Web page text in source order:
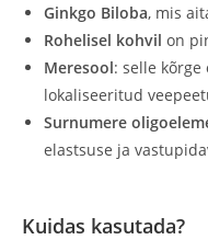
Ginkgo Biloba, mis
Rohelisel kohvil on
Meresool: selle
lokaliseeritud
Surnumere
elastsuse ja
Kuidas kasutada?